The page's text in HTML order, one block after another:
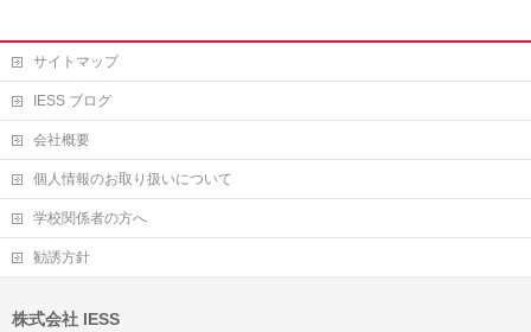
サイトマップ
IESS ブログ
会社概要
個人情報のお取り扱いについて
学校関係者の方へ
勧誘方針
株式会社 IESS